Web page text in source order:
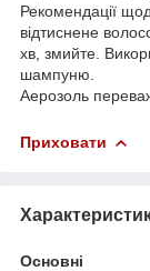
Рекомендації
відтиснене
хв, змийте.
шампуню.
Аерозоль
Приховати
Основні